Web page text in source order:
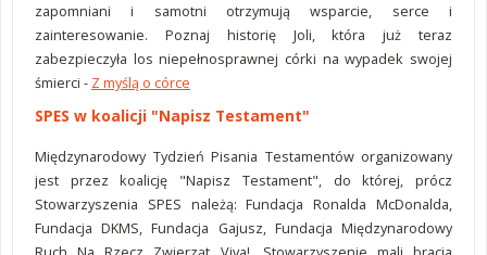
zapomniani i samotni otrzymują wsparcie, serce i
zainteresowanie. Poznaj historię Joli, która już teraz
zabezpieczyła los niepełnosprawnej córki na wypadek swojej
śmierci - Z myślą o córce
SPES w koalicji "Napisz Testament"
Międzynarodowy Tydzień Pisania Testamentów organizowany
jest przez koalicję "Napisz Testament", do której, prócz
Stowarzyszenia SPES należą: Fundacja Ronalda McDonalda,
Fundacja DKMS, Fundacja Gajusz, Fundacja Międzynarodowy